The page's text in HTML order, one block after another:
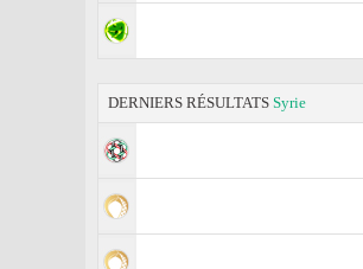
DERNIERS RÉSULTATS Syrie